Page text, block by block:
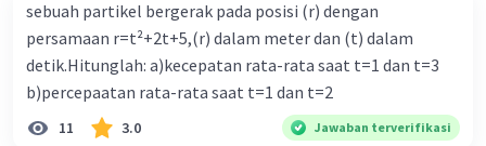
sebuah partikel bergerak pada posisi (r) dengan
persamaan r=t²+2t+5,(r) dalam meter dan (t) dalam
detik.Hitunglah: a)kecepatan rata-rata saat t=1 dan t=3
b)percepaatan rata-rata saat t=1 dan t=2
11 3.0 Jawaban terverifikasi